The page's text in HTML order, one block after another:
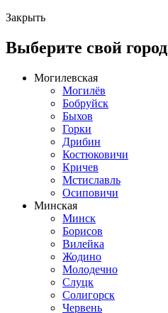
Закрыть
Выберите свой город
Могилевская
Могилёв
Бобруйск
Быхов
Горки
Дрибин
Костюковичи
Кричев
Мстиславль
Осиповичи
Минская
Минск
Борисов
Вилейка
Жодино
Молодечно
Слуцк
Солигорск
Червень